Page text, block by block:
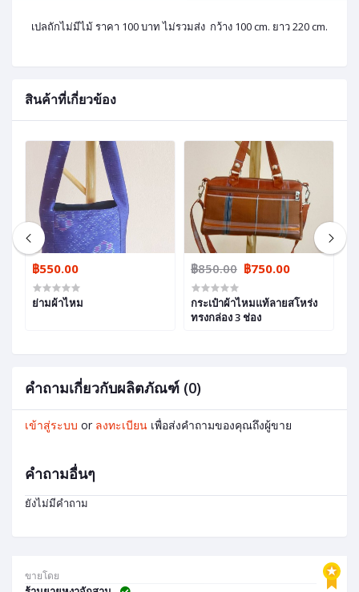
ขายโดย
เปลถักไม่มีไม้ ราคา 100 บาท ไม่รวมส่ง กว้าง 100 cm. ยาว 220 cm.
สินค้าที่เกี่ยวข้อง
฿550.00
ย่ามผ้าไหม
฿850.00 ฿750.00
กระเป๋าผ้าไหมแท้ลายสโหร่ง
ทรงกล่อง 3 ช่อง
คำถามเกี่ยวกับผลิตภัณฑ์ (0)
เข้าสู่ระบบ or ลงทะเบียน เพื่อส่งคำถามของคุณถึงผู้ขาย
คำถามอื่นๆ
ยังไม่มีคำถาม